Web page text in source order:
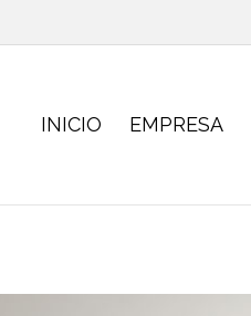
INICIO EMPRESA